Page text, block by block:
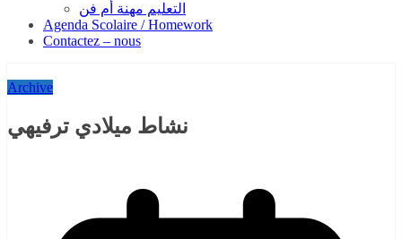
التعليم مهنة أم فن
Agenda Scolaire / Homework
Contactez – nous
Archive
نشاط ميلادي ترفيهي